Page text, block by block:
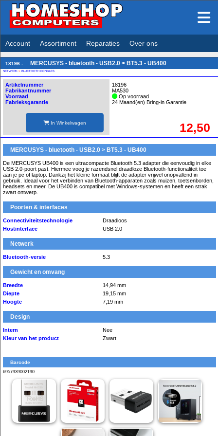
Account Assortiment Reparaties Over ons
18196 - MERCUSYS - bluetooth - USB2.0 > BT5.3 - UB400
NETWERK > BLUETOOTH DONGLES
Artikelnummer
Fabrikantnummer
Voorraad
Fabrieksgarantie
In Winkelwagen
18196
MA530
Op voorraad
24 Maand(en) Bring-in Garantie
12,50
MERCUSYS - bluetooth - USB2.0 > BT5.3 - UB400
De MERCUSYS UB400 is een ultracompacte Bluetooth 5.3 adapter die eenvoudig in elke
USB 2.0-poort past. Hiermee voeg je razendsnel draadloze Bluetooth-functionaliteit toe
aan je pc of laptop. Dankzij het kleine formaat blijft de adapter vrijwel onopvallend in
gebruik. Ideaal voor het verbinden van Bluetooth-apparaten zoals muizen, toetsenborden,
headsets en meer. De UB400 is compatibel met Windows-systemen en heeft een strak
zwart ontwerp.
Poorten & interfaces
Connectiviteitstechnologie
Draadloos
Hostinterface
USB 2.0
Netwerk
Bluetooth-versie 5.3
Gewicht en omvang
Breedte
14,94 mm
Diepte
19,15 mm
Hoogte
7,19 mm
Design
Intern
Nee
Kleur van het product
Zwart
Barcode
6957939002190